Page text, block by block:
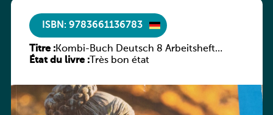
ISBN: 9783661136783
Titre :Kombi-Buch Deutsch 8 Arbeitsheft
(Neue Ausgabe Luxemburg)
État du livre :Très bon état